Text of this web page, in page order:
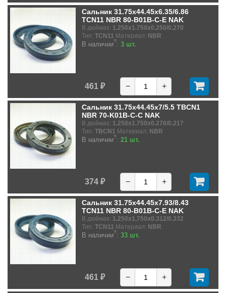
Сальник 31.75x44.45x6.35/6.86
TCN11 NBR 80-B01B-C-E NAK
В дюймах: 1.250x1.750x0.250/0.270
Тип: TCN11 Материал: NBR
В наличии?: 3 шт.
461 ₽ − +
Сальник 31.75x44.45x7/5.5 TBCN1
NBR 70-K01B-C-C NAK
В дюймах: 1.250x1.750x0.276/0.217
Тип: TBCN1 Материал: NBR
В наличии?: 21 шт.
374 ₽ − +
Сальник 31.75x44.45x7.93/8.43
TCN11 NBR 80-B01B-C-E NAK
В дюймах: 1.250x1.750x0.312/0.332
Тип: TCN11 Материал: NBR
В наличии?: 33 шт.
461 ₽ − +